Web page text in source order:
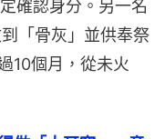
確認身分。另一名
「骨灰」並供奉祭
10個月，從未火